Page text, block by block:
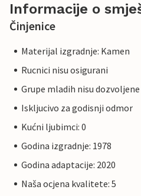
Informacije o
Činjenice
Materijal izgradnje: Kamen
Rucnici nisu osigurani
Grupe mladih nisu dozvoljene
Iskljucivo za godisnji odmor
Kućni ljubimci: 0
Godina izgradnje: 1978
Godina adaptacije: 2020
Naša ocjena kvalitete: 5